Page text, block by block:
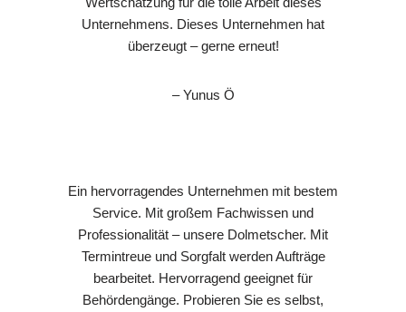
Unternehmens. Dieses Unternehmen hat
überzeugt – gerne erneut!
– Yunus Ö
Ein hervorragendes Unternehmen mit bestem
Service. Mit großem Fachwissen und
Professionalität – unsere Dolmetscher. Mit
Termintreue und Sorgfalt werden Aufträge
bearbeitet. Hervorragend geeignet für
Behördengänge. Probieren Sie es selbst,